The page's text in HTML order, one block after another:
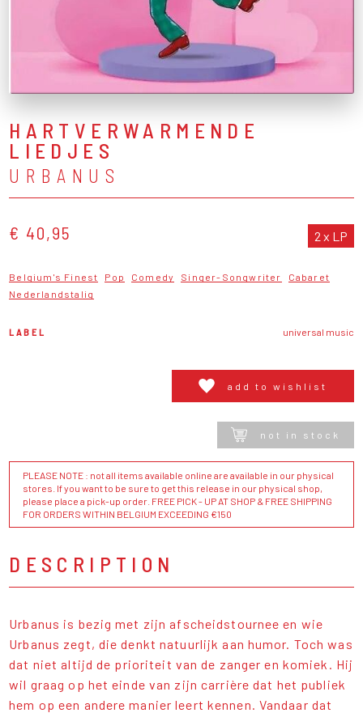
HARTVERWARMENDE
LIEDJES
URBANUS
€ 40,95 2 x LP
Belgium's Finest Pop Comedy Singer-Songwriter
Cabaret
Nederlandstalig
LABEL universal music
add to wishlist
not in stock
PLEASE NOTE : not all items available online are available in our physical
stores. If you want to be sure to get this release in our physical shop,
please place a pick-up order. FREE PICK - UP AT SHOP & FREE SHIPPING
FOR ORDERS WITHIN BELGIUM EXCEEDING €150
DESCRIPTION
Urbanus is bezig met zijn afscheidstournee en wie
Urbanus zegt, die denkt natuurlijk aan humor. Toch was
dat niet altijd de prioriteit van de zanger en komiek. Hij
wil graag op het einde van zijn carrière dat het publiek
hem op een andere manier leert kennen. Vandaar dat